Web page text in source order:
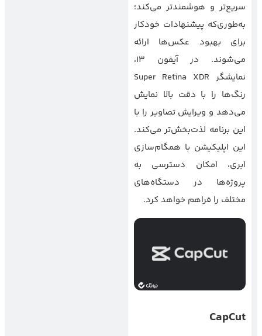
سریع‌تر و هوشمندتر می‌کند؛
به‌طوری‌که پیشنهادات خودکار
برای بهبود عکس‌ها ارائه
می‌شوند. در آیفون ۱۳،
نمایشگر Super Retina XDR
رنگ‌ها را با دقت بالا نمایش
می‌دهد و ویرایش تصاویر را با
این برنامه لذت‌بخش‌تر می‌کند.
این اپلیکیشن با همگام‌سازی
ابری، امکان دسترسی به
پروژه‌ها در دستگاه‌های
مختلف را فراهم خواهد کرد.
CapCut